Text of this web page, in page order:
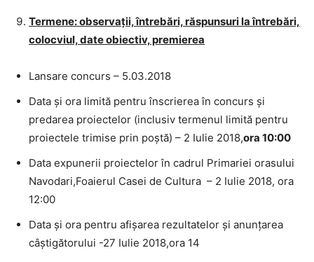
Termene: observații, întrebări, răspunsuri la întrebări,
colocviul, date obiectiv, premierea
Lansare concurs – 5.03.2018
Data și ora limită pentru înscrierea în concurs și
predarea proiectelor (inclusiv termenul limită pentru
proiectele trimise prin poștă) – 2 Iulie 2018,ora 10:00
Data expunerii proiectelor în cadrul Primariei orasului
Navodari,Foaierul Casei de Cultura – 2 Iulie 2018, ora
12:00
Data și ora pentru afișarea rezultatelor și anunțarea
câștigătorului -27 Iulie 2018,ora 14